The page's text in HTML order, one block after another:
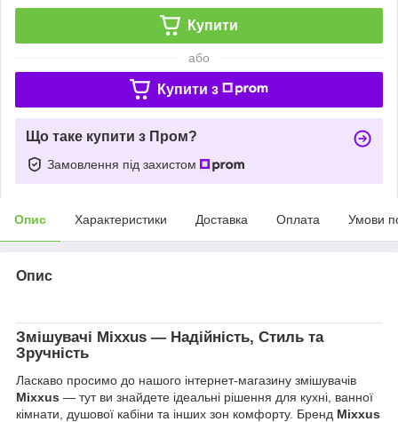
Купити
або
Купити з
Що таке купити з Пром?
Замовлення під захистом
Опис Характеристики Доставка Оплата Умови
Опис
Змішувачі Mixxus — Надійність, Стиль та
Зручність
Ласкаво просимо до нашого інтернет-магазину змішувачів
Mixxus — тут ви знайдете ідеальні рішення для кухні, ванної
кімнати, душової кабіни та інших зон комфорту. Бренд Mixxus